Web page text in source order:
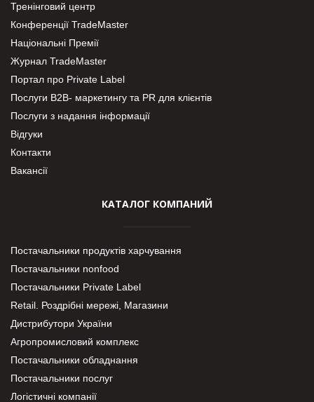
Тренінговий центр
Конференції TradeMaster
Національні Премії
Журнал TradeMaster
Портал про Private Label
Послуги В2В- маркетингу та PR для клієнтів
Послуги з надання інформації
Відгуки
Контакти
Вакансії
КАТАЛОГ КОМПАНИЙ
Постачальники продуктів харчування
Постачальники nonfood
Постачальники Private Label
Retail. Роздрібні мережі, Магазини
Дистрибутори України
Агропромисловий комплекс
Постачальники обладнання
Постачальники послуг
Логістичні компанії